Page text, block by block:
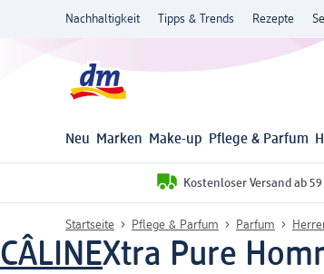
Nachhaltigkeit Tipps & Trends Rezepte
Neu Marken Make-up Pflege & Parfum
Kostenloser Versand ab
Startseite Pflege & Parfum Parfum
CÂLINEXtra Pure